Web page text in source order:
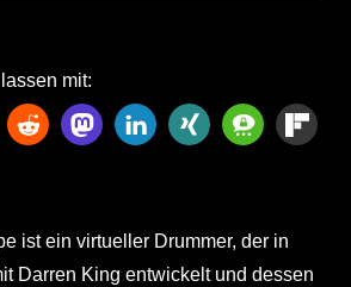
mit:
ist ein virtueller Drummer, der in
Darren King entwickelt und dessen